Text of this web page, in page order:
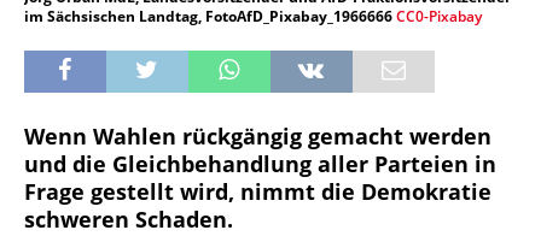
im Sächsischen Landtag, FotoAfD_Pixabay_1966666CC0-Pixabay
Wenn Wahlen rückgängig gemacht werden
und die Gleichbehandlung aller Parteien in
Frage gestellt wird, nimmt die Demokratie
schweren Schaden.